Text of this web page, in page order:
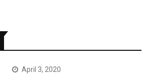
April 3, 2020